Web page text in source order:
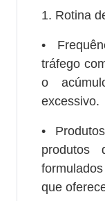
1. Rotina
•
tráfego
o
excessivo.
•
produtos
que